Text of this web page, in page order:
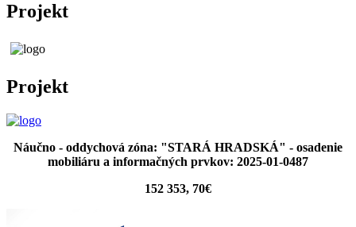
Projekt
Projekt
Náučno - oddychová zóna: "STARÁ HRADSKÁ" - osadenie
mobiliáru a informačných prvkov: 2025-01-0487
152 353, 70€